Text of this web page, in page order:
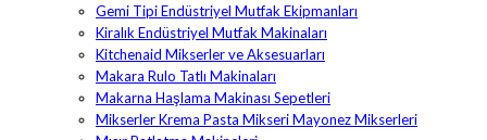
Gemi Tipi Endüstriyel Mutfak Ekipmanları
Kiralık Endüstriyel Mutfak Makinaları
Kitchenaid Mikserler ve Aksesuarları
Makara Rulo Tatlı Makinaları
Makarna Haşlama Makinası Sepetleri
Mikserler Krema Pasta Mikseri Mayonez Mikserleri